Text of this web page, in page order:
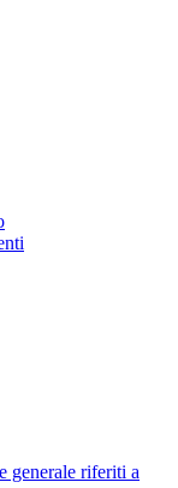
generale riferiti a